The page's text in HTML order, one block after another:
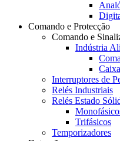
Comando e Protecção
Comando e
Indústria
Interruptores de
Relés Industriais
Relés Estado
Trifásicos
Temporizadores